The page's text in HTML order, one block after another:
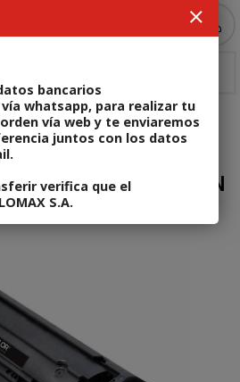
bancarios
whatsapp, para realizar tu
vía web y te enviaremos
juntos con los datos
verifica que el
S.A.
y Tóner Código: TON007
1050/1060/1070 TESEN